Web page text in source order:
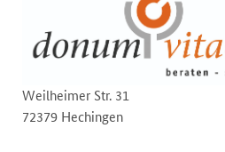
Weilheimer Str. 31
72379 Hechingen